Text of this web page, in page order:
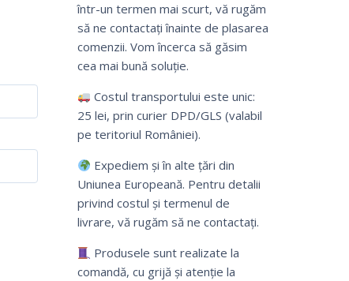
într-un termen mai scurt, vă rugăm
să ne contactați înainte de plasarea
comenzii. Vom încerca să găsim
cea mai bună soluție.
Costul transportului este unic:
25 lei, prin curier DPD/GLS (valabil
pe teritoriul României).
Expediem și în alte țări din
Uniunea Europeană. Pentru detalii
privind costul și termenul de
livrare, vă rugăm să ne contactați.
Produsele sunt realizate la
comandă, cu grijă și atenție la